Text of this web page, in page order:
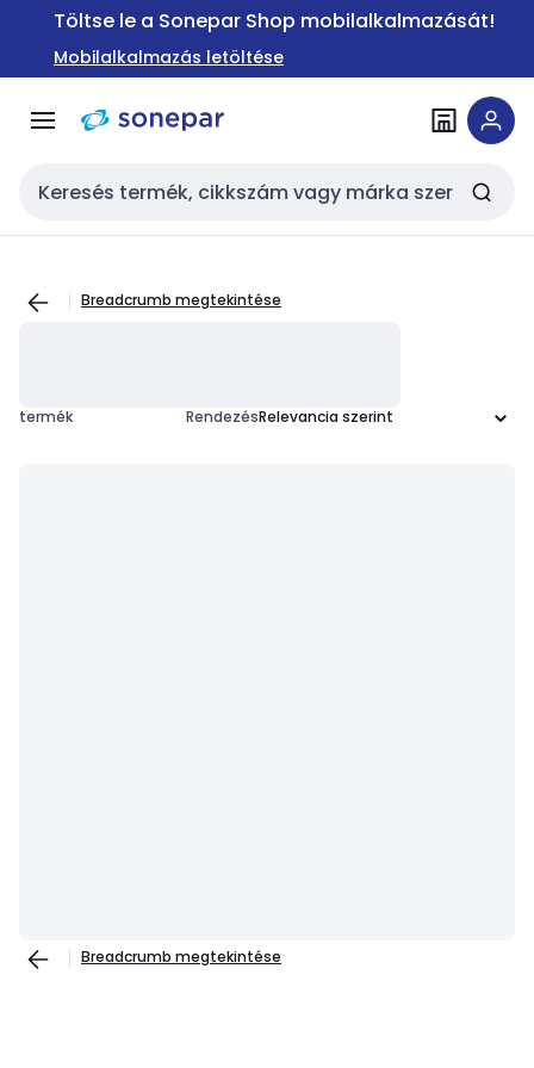
Ugrás a
Ugrás a
tartalomra
Töltse le a Sonepar Shop mobilalkalmazását!
Mobilalkalmazás letöltése
Keresési bemenet
Breadcrumb megtekintése
termék Rendezés
Breadcrumb megtekintése